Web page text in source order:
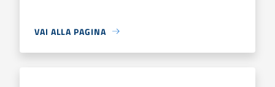
VAI ALLA PAGINA